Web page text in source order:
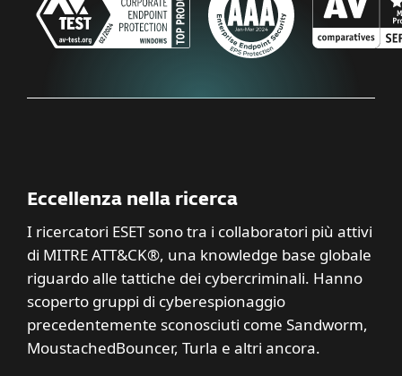
Eccellenza nella ricerca
I ricercatori ESET sono tra i collaboratori più attivi
di MITRE ATT&CK®, una knowledge base globale
riguardo alle tattiche dei cybercriminali. Hanno
scoperto gruppi di cyberespionaggio
precedentemente sconosciuti come Sandworm,
MoustachedBouncer, Turla e altri ancora.